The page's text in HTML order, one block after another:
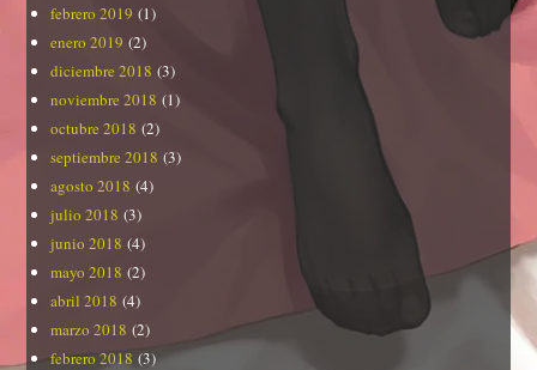
febrero 2019 (1)
enero 2019 (2)
diciembre 2018 (3)
noviembre 2018 (1)
octubre 2018 (2)
septiembre 2018 (3)
agosto 2018 (4)
julio 2018 (3)
junio 2018 (4)
mayo 2018 (2)
abril 2018 (4)
marzo 2018 (2)
febrero 2018 (3)